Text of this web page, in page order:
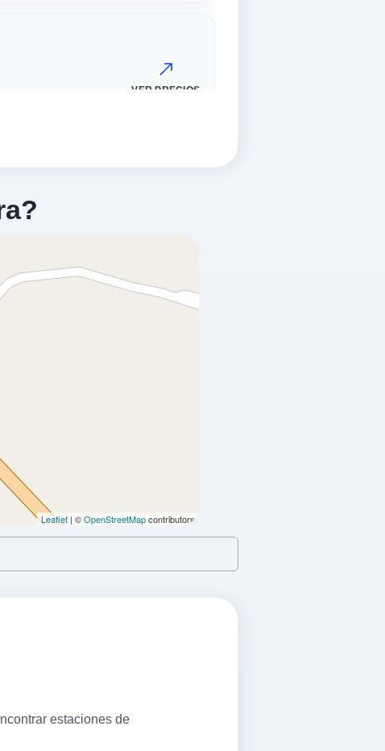
VER PRECIOS
Leaflet | ©OpenStreetMapcontributors
estaciones de